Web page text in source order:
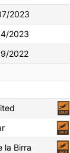
2023
2023
2022
la Birra